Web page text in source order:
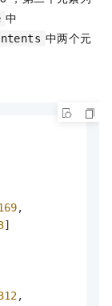
中
中两个元
,
]
,